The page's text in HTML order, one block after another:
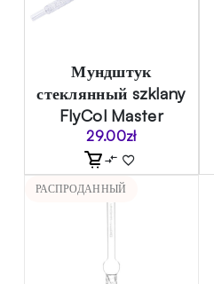
Мундштук
стеклянный szklany
FlyCol Master
29.00zł
РАСПРОДАННЫЙ